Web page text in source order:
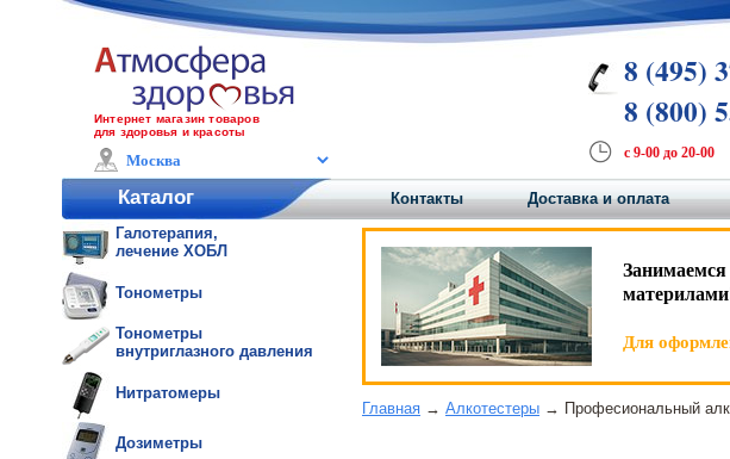
Интернет магазин товаров
для здоровья и красоты
8 (495)
8 (800)
с 9-00 до 20-00
Каталог Контакты Доставка и оплата
Галотерапия,
лечение ХОБЛ
Тонометры
Тонометры
внутриглазного давления
Нитратомеры
Дозиметры
Для
Главная → Алкотестеры → Професиональный